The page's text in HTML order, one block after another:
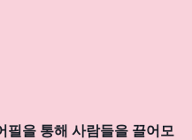
필을 통해 사람들을 끌어모